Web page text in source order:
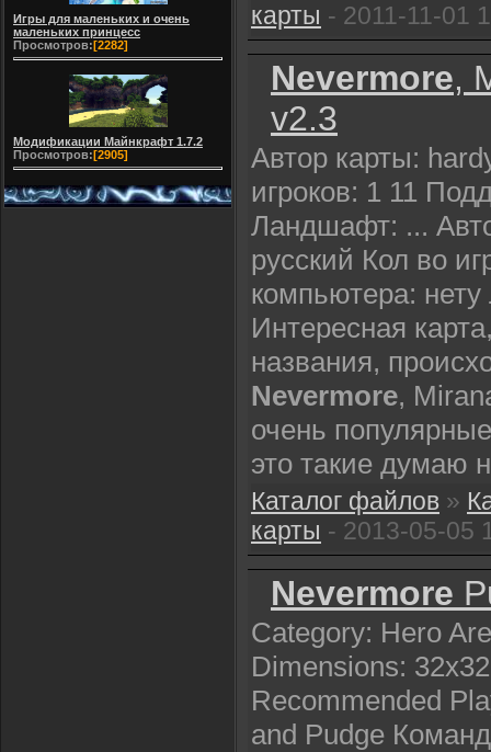
Игры для маленьких и очень
маленьких принцесс
Просмотров:[2282]
Модификации Майнкрафт 1.7.2
Просмотров:[2905]
карты - 2011-11-01
Nevermore,
v2.3
Автор карты:
игроков: 1 11
Ландшафт: ...
русский Кол во
компьютера:
Интересная
названия,
Nevermore,
очень
это такие думаю
Каталог файлов »
карты - 2013-05-05
Nevermore
Category: Hero
Dimensions:
Recommended
and Pudge